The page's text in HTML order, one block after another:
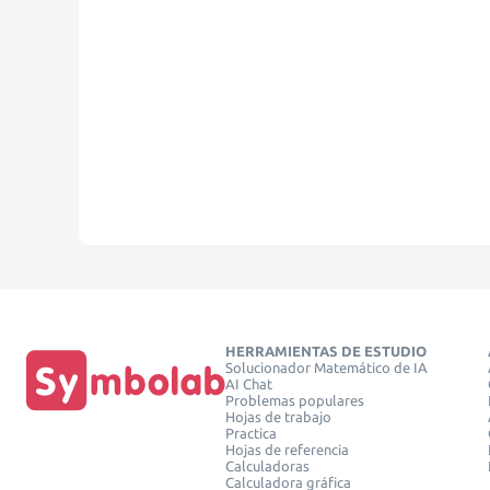
HERRAMIENTAS DE ESTUDIO
Solucionador Matemático de IA
AI Chat
Problemas populares
Hojas de trabajo
Practica
Hojas de referencia
Calculadoras
Calculadora gráfica